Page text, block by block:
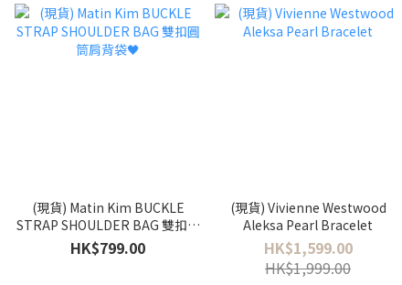
(現貨) Matin Kim BUCKLE
STRAP SHOULDER BAG 雙扣圓
筒肩背袋🖤
HK$799.00
(現貨) Vivienne Westwood
Aleksa Pearl Bracelet
HK$1,599.00
HK$1,999.00